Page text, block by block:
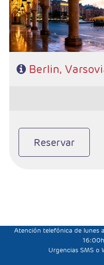
Baleares
Grandes Viajes
Hoteles
Berlin,
Reservar
Atención telefónica de lunes
Urgencias SMS